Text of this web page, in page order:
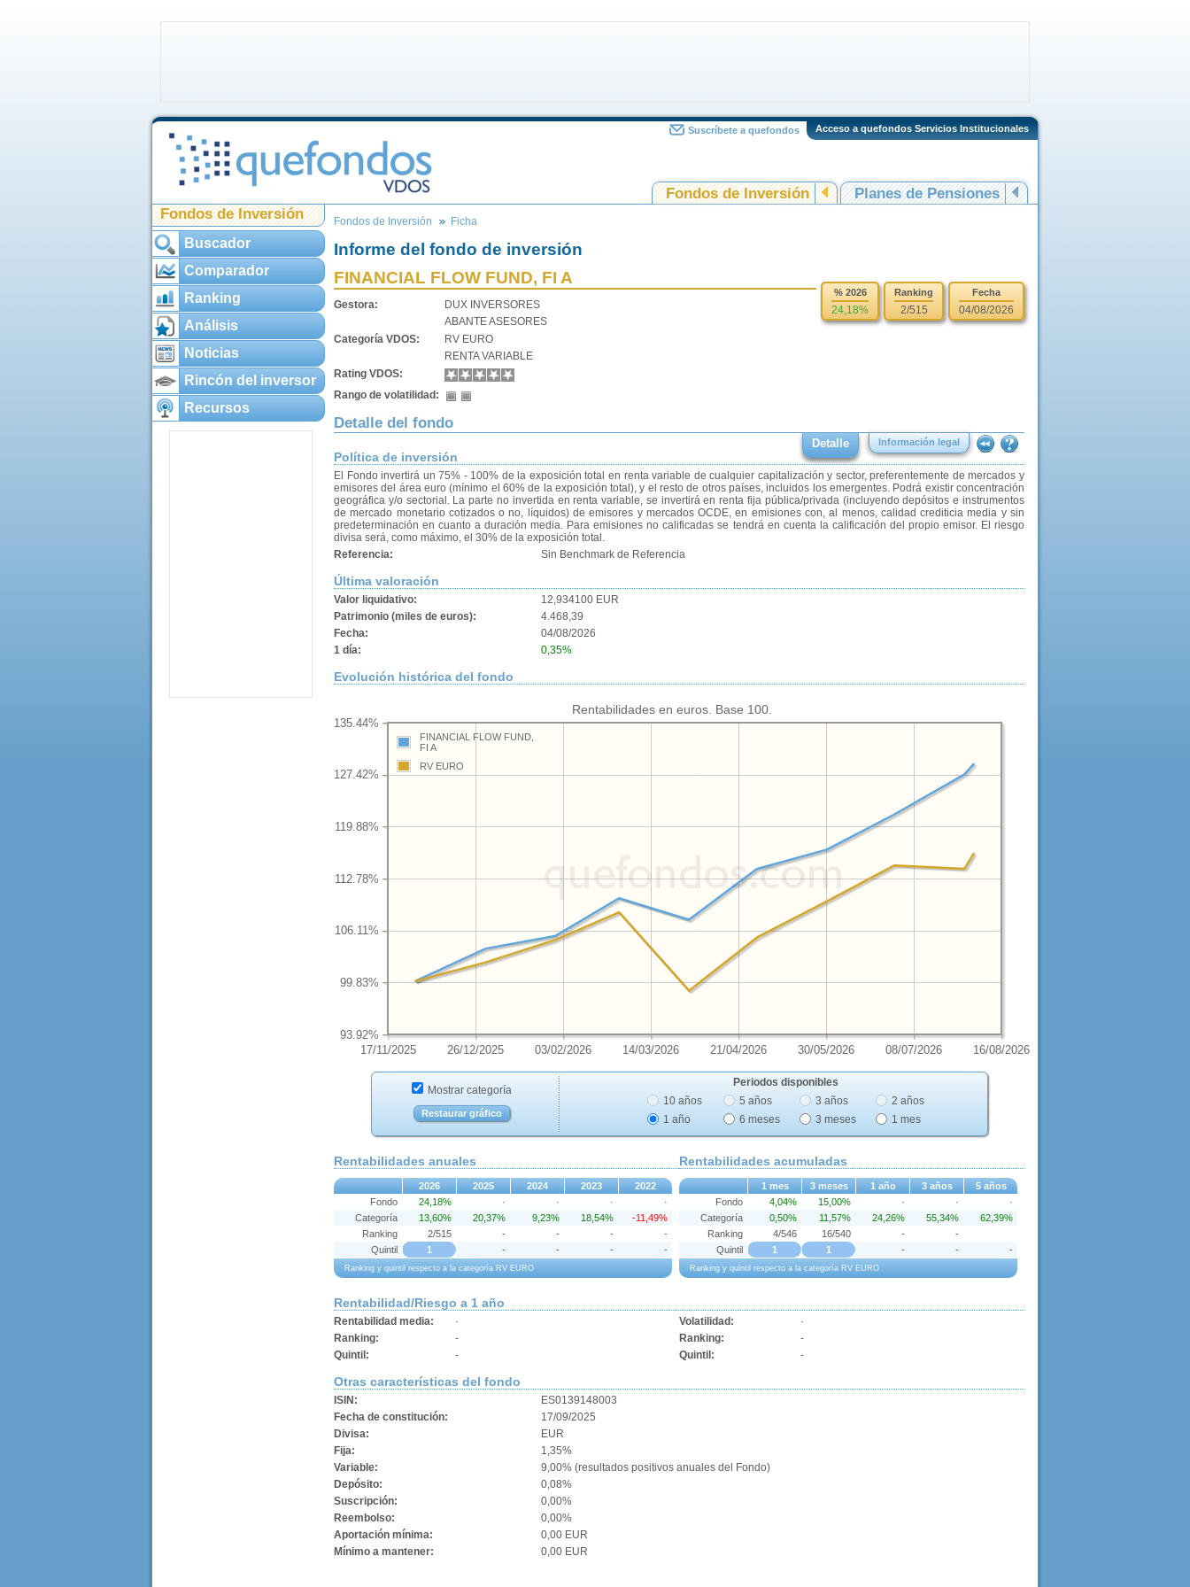
Acceso a quefondos Servicios Institucionales
Suscríbete a quefondos
Fondos de Inversión
Planes de Pensiones
Fondos de Inversión
Buscador
Comparador
Ranking
Análisis
Noticias
Rincón del inversor
Recursos
Fondos de Inversión Ficha
Informe del fondo de inversión
FINANCIAL FLOW FUND, FI A
Gestora:
DUX INVERSORES
ABANTE ASESORES
Categoría VDOS:
RV EURO
RENTA VARIABLE
Rating VDOS:
Rango de volatilidad:
% 2026
24,18%
Ranking
2/515
Fecha
04/08/2026
Detalle del fondo
Detalle Información legal
Política de inversión
El Fondo invertirá un 75% - 100% de la exposición total en renta variable de cualquier capitalización y sector, preferentemente de mercados y
emisores del área euro (mínimo el 60% de la exposición total), y el resto de otros países, incluidos los emergentes. Podrá existir concentración
geográfica y/o sectorial. La parte no invertida en renta variable, se invertirá en renta fija pública/privada (incluyendo depósitos e instrumentos
de mercado monetario cotizados o no, líquidos) de emisores y mercados OCDE, en emisiones con, al menos, calidad crediticia media y sin
predeterminación en cuanto a duración media. Para emisiones no calificadas se tendrá en cuenta la calificación del propio emisor. El riesgo
divisa será, como máximo, el 30% de la exposición total.
Referencia:
Sin Benchmark de Referencia
Última valoración
Valor liquidativo:
12,934100 EUR
Patrimonio (miles de euros):
4.468,39
Fecha:
04/08/2026
1 día:
0,35%
Evolución histórica del fondo
Rentabilidades en euros. Base 100.
17/11/2025 26/12/2025 03/02/2026 14/03/2026 21/04/2026 30/05/2026 08/07/2026 16/08/2026
93.92%
99.83%
106.11%
112.78%
119.88%
127.42%
135.44%
FINANCIAL FLOW FUND,
FI A
RV EURO
Mostrar categoría
Restaurar gráfico
Periodos disponibles
10 años
5 años 3 años
2 años
1 año
6 meses 3 meses 1 mes
Rentabilidades anuales
2026 2025 2024 2023 2022
Ranking y quintil respecto a la categoría RV EURO
Fondo 24,18% · · ·
·
Categoría
13,60% 20,37% 9,23% 18,54%
-11,49%
Ranking
2/515 - - -
-
Quintil
1 - - - -
Rentabilidades acumuladas
1 mes 3 meses 1 año 3 años 5 años
Ranking y quintil respecto a la categoría RV EURO
Fondo 4,04% 15,00% · ·
·
Categoría
0,50% 11,57% 24,26% 55,34%
62,39%
Ranking
4/546 16/540 -
-
Quintil
1 1 - - -
Rentabilidad/Riesgo a 1 año
Rentabilidad media:
·
Ranking:
-
Quintil:
-
Volatilidad:
·
Ranking:
-
Quintil:
-
Otras características del fondo
ISIN:
ES0139148003
Fecha de constitución:
17/09/2025
Divisa:
EUR
Fija:
1,35%
Variable:
9,00% (resultados positivos anuales del Fondo)
Depósito:
0,08%
Suscripción:
0,00%
Reembolso:
0,00%
Aportación mínima:
0,00 EUR
Mínimo a mantener:
0,00 EUR